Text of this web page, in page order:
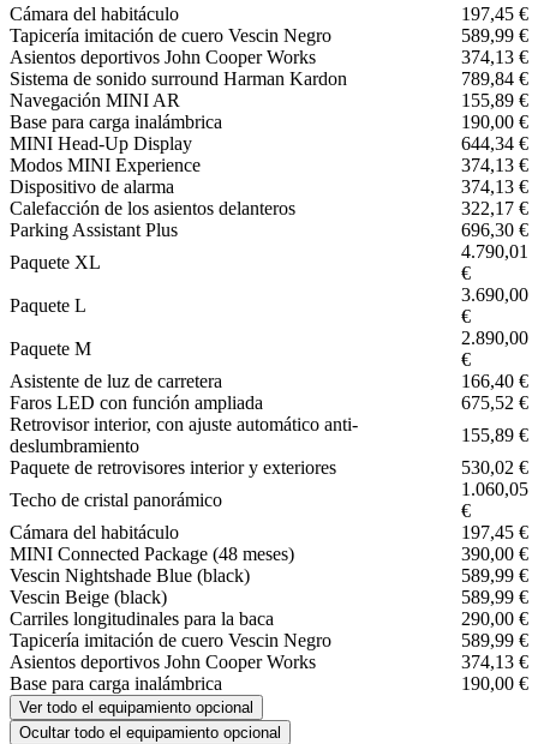
Cámara del habitáculo
197,45 €
Tapicería imitación de cuero Vescin Negro
589,99 €
Asientos deportivos John Cooper Works
374,13 €
Sistema de sonido surround Harman Kardon
789,84 €
Navegación MINI AR
155,89 €
Base para carga inalámbrica
190,00 €
MINI Head-Up Display
644,34 €
Modos MINI Experience
374,13 €
Dispositivo de alarma
374,13 €
Calefacción de los asientos delanteros
322,17 €
Parking Assistant Plus
696,30 €
Paquete XL
4.790,01
€
Paquete L
3.690,00
€
Paquete M
2.890,00
€
Asistente de luz de carretera
166,40 €
Faros LED con función ampliada
675,52 €
Retrovisor interior, con ajuste automático anti-
deslumbramiento
155,89 €
Paquete de retrovisores interior y exteriores
530,02 €
Techo de cristal panorámico
1.060,05
€
Cámara del habitáculo
197,45 €
MINI Connected Package (48 meses)
390,00 €
Vescin Nightshade Blue (black)
589,99 €
Vescin Beige (black)
589,99 €
Carriles longitudinales para la baca
290,00 €
Tapicería imitación de cuero Vescin Negro
589,99 €
Asientos deportivos John Cooper Works
374,13 €
Base para carga inalámbrica
190,00 €
Ver todo el equipamiento opcional
Ocultar todo el equipamiento opcional